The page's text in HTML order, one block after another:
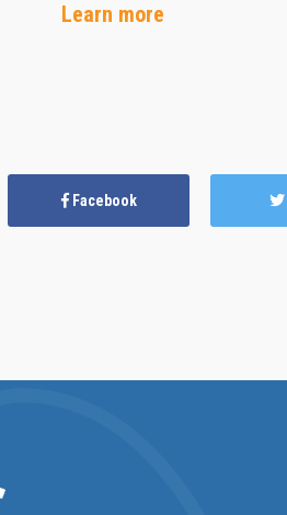
Learn more
Facebook